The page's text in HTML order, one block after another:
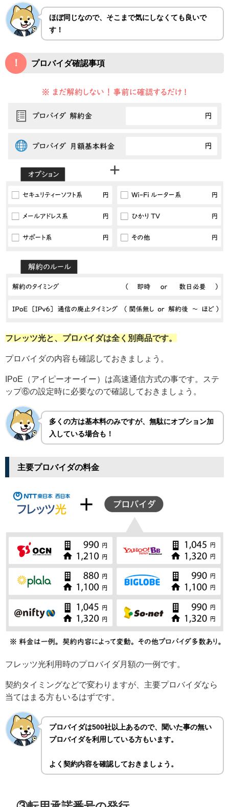
ほぼ同じなので、そこまで気にしなくても良いで
す！
！ プロバイダ確認事項
フレッツ光と、プロバイダは全く別商品です。
プロバイダの内容も確認しておきましょう。
IPoE（アイピーオーイー）は高速通信方式の事です。ステ
ップ⑥の設定時に必要なので確認しておきましょう。
多くの方は基本料のみですが、無駄にオプション加
入している場合も！
主要プロバイダの料金
フレッツ光利用時のプロバイダ月額の一例です。
契約タイミングなどで変わりますが、主要プロバイダなら
当てはまる方もいるはずです。
プロバイダは500社以上あるので、聞いた事の無い
プロバイダを利用している方もいます。
よく契約内容を確認しておきましょう。